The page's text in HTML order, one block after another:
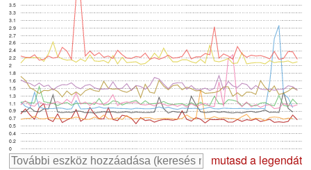
0
0.2
0.4
0.5
0.7
0.9
1.1
1.3
1.5
1.6
1.8
2
2.2
2.4
2.6
2.7
2.9
3.1
3.3
3.5
mutasd a legendát